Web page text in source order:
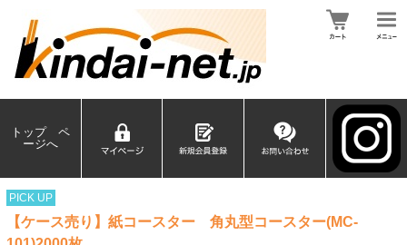
トップ ペ
ージへ
PICK UP
【ケース売り】紙コースター 角丸型コースター(MC-